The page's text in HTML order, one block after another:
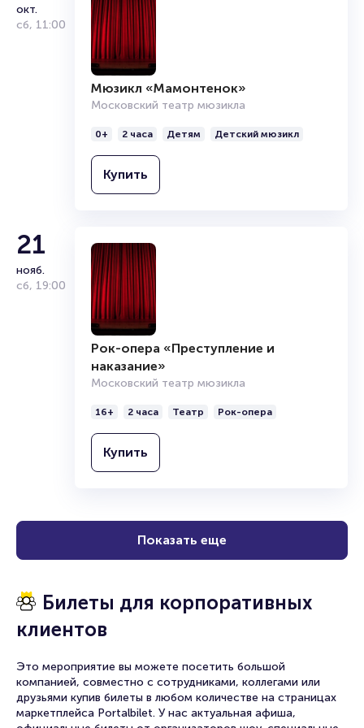
Обратите внимание, возможна смена актёрского состава.
Полезные ссылки
Подробнее о том, как вернуть, сдать или продать билет ч
окт.
сб, 11:00
Мюзикл «Мамонтенок»
Московский театр мюзикла
0+ 2 часа Детям Детский мюзикл
Купить
21
нояб.
сб, 19:00
Рок-опера «Преступление и
наказание»
Московский театр мюзикла
16+ 2 часа Театр Рок-опера
Купить
Показать еще
Билеты для корпоративных
клиентов
Это мероприятие вы можете посетить большой
компанией, совместно с сотрудниками, коллегами или
друзьями купив билеты в любом количестве на страницах
маркетплейса Portalbilet. У нас актуальная афиша,